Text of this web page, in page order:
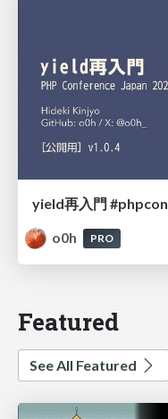
yield再入門 #phpcon
o0h
PRO
Featured
See All Featured